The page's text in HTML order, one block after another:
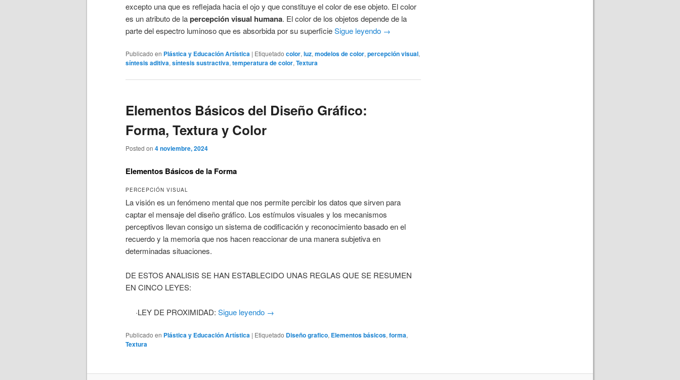
excepto una que es reflejada hacia el ojo y que constituye el color de ese objeto. El color
es un atributo de lapercepción visual humana. El color de los objetos depende de la
parte del espectro luminoso que es absorbida por su superficieSigue leyendo →
Publicado en Plástica y Educación Artística | Etiquetado color, luz, modelos de color, percepción visual,
síntesis aditiva, síntesis sustractiva, temperatura de color, Textura
Elementos Básicos del Diseño Gráfico:
Forma, Textura y Color
Posted on 4 noviembre, 2024
Elementos Básicos de la Forma
PERCEPCIÓN VISUAL
La visión es un fenómeno mental que nos permite percibir los datos que sirven para
captar el mensaje del diseño gráfico. Los estímulos visuales y los mecanismos
perceptivos llevan consigo un sistema de codificación y reconocimiento basado en el
recuerdo y la memoria que nos hacen reaccionar de una manera subjetiva en
determinadas situaciones.
DE ESTOS ANALISIS SE HAN ESTABLECIDO UNAS REGLAS QUE SE RESUMEN
EN CINCO LEYES:
·LEY DE PROXIMIDAD: Sigue leyendo →
Publicado en Plástica y Educación Artística | Etiquetado Diseño grafico, Elementos básicos, forma,
Textura